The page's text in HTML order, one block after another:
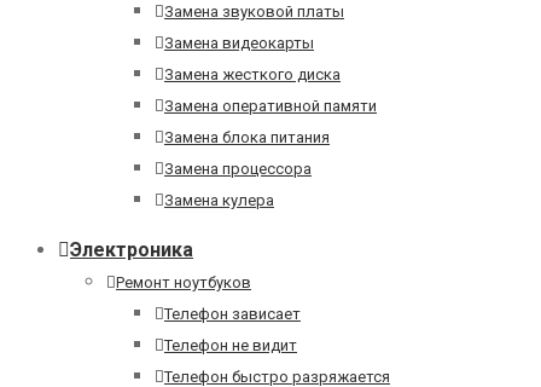
Замена звуковой платы
Замена видеокарты
Замена жесткого диска
Замена оперативной памяти
Замена блока питания
Замена процессора
Замена кулера
Электроника
Ремонт ноутбуков
Телефон зависает
Телефон не видит
Телефон быстро разряжается